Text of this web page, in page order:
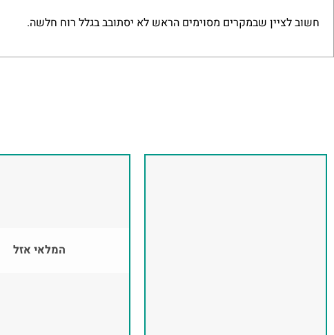
חשוב לציין שבמקרים מסוימים הראש לא יסתובב בגלל רוח חלשה.
המלאי אזל